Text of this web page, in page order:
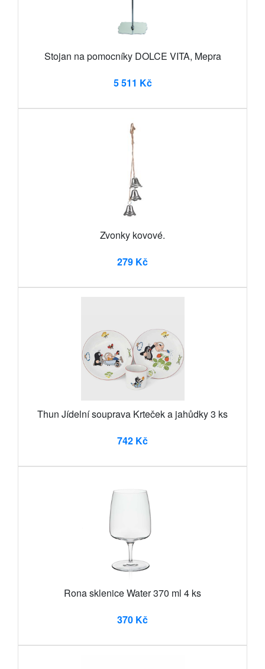
Stojan na pomocníky DOLCE VITA, Mepra
5 511 Kč
Zvonky kovové.
279 Kč
Thun Jídelní souprava Krteček a jahůdky 3 ks
742 Kč
Rona sklenice Water 370 ml 4 ks
370 Kč